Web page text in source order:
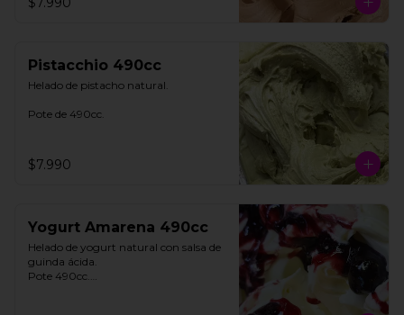
Pistacchio 490cc
Helado de pistacho natural.
Pote de 490cc.
$7.990
Yogurt Amarena 490cc
Helado de yogurt natural con salsa de
guinda ácida.
Pote 490cc.